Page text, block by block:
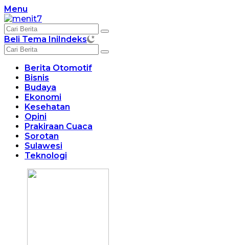
Langsung
ke
konten
Menu
Beli Tema IniIndeks
Berita Otomotif
Bisnis
Budaya
Ekonomi
Kesehatan
Opini
Prakiraan Cuaca
Sorotan
Sulawesi
Teknologi